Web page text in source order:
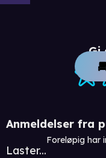
Gi
Anmeldelser fra
Laster...
Foreløpig har